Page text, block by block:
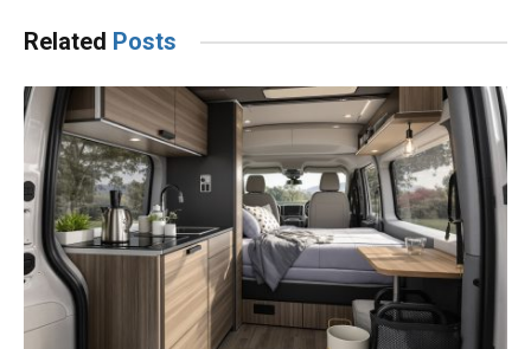
Related Posts